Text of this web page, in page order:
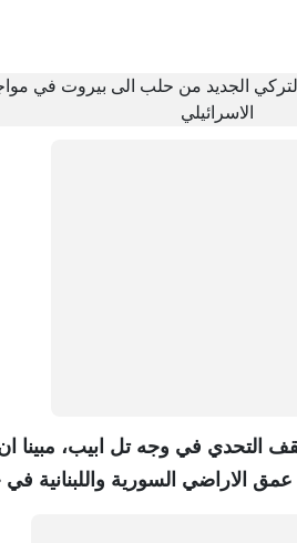
في وجه تل ابيب، مبينا ان
عمق الاراضي السورية